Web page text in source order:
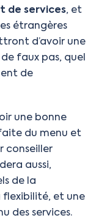
de services, et
étrangères
d’avoir une
faux pas, quel
de
une bonne
du menu et
conseiller
aussi,
de la
et une
des services.